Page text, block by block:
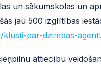
un sākumskolas un
jau 500 izglītības
par-dzimbas-
attiecību